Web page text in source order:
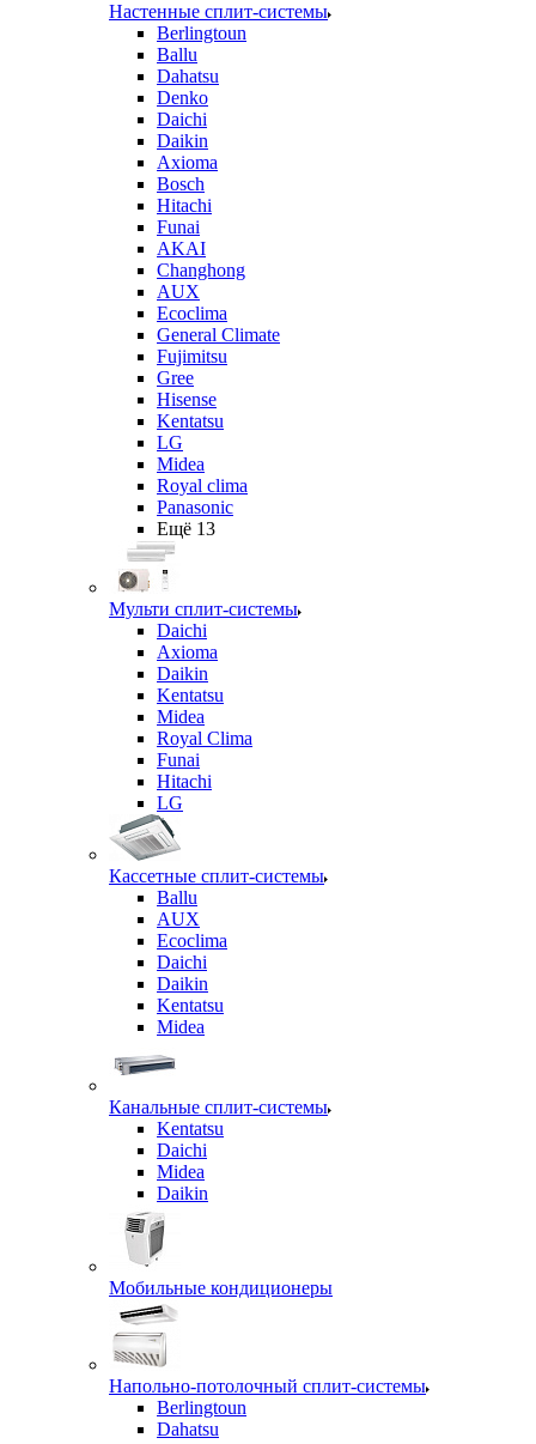
Настенные сплит-системы
Berlingtoun
Ballu
Dahatsu
Denko
Daichi
Daikin
Axioma
Bosch
Hitachi
Funai
AKAI
Changhong
AUX
Ecoclima
General Climate
Fujimitsu
Gree
Hisense
Kentatsu
LG
Midea
Royal clima
Panasonic
Ещё 13
Мульти сплит-системы
Daichi
Axioma
Daikin
Kentatsu
Midea
Royal Clima
Funai
Hitachi
LG
Кассетные сплит-системы
Ballu
AUX
Ecoclima
Daichi
Daikin
Kentatsu
Midea
Канальные сплит-системы
Kentatsu
Daichi
Midea
Daikin
Мобильные кондиционеры
Напольно-потолочный сплит-системы
Berlingtoun
Dahatsu